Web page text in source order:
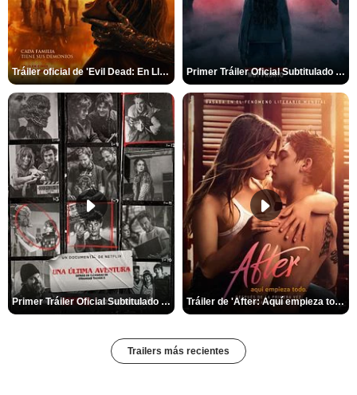
Tráiler oficial de 'Evil Dead: En Llamas' Primer Tráiler Oficial Subtitulado de 'La Noche Del Demonio: Están Entre Nosotros'
Primer Tráiler Oficial Subtitulado de 'Una última aventura: Detrás de cámaras de Stranger Things 5' Tráiler de 'After: Aquí empieza todo'
Trailers más recientes